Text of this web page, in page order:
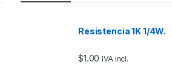
Resistencia 1K 1/4W.
$1.00 IVA incl.